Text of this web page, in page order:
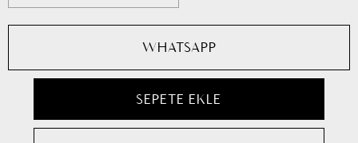
WHATSAPP